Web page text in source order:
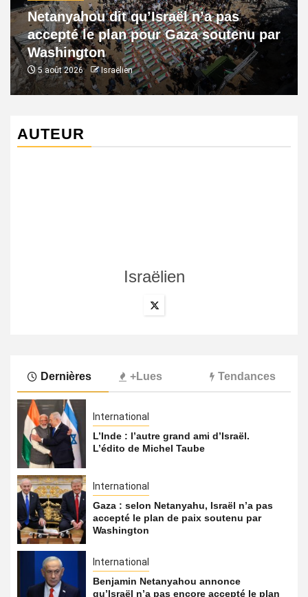
Netanyahou dit qu’Israël n’a pas
accepté le plan pour Gaza soutenu par
Washington
5 août 2026 Israëlien
AUTEUR
Israëlien
Dernières +Lues Tendances
International
L’Inde : l’autre grand ami d’Israël.
L’édito de Michel Taube
International
Gaza : selon Netanyahu, Israël n’a pas
accepté le plan de paix soutenu par
Washington
International
Benjamin Netanyahou annonce
qu’Israël n’a pas encore accepté le plan